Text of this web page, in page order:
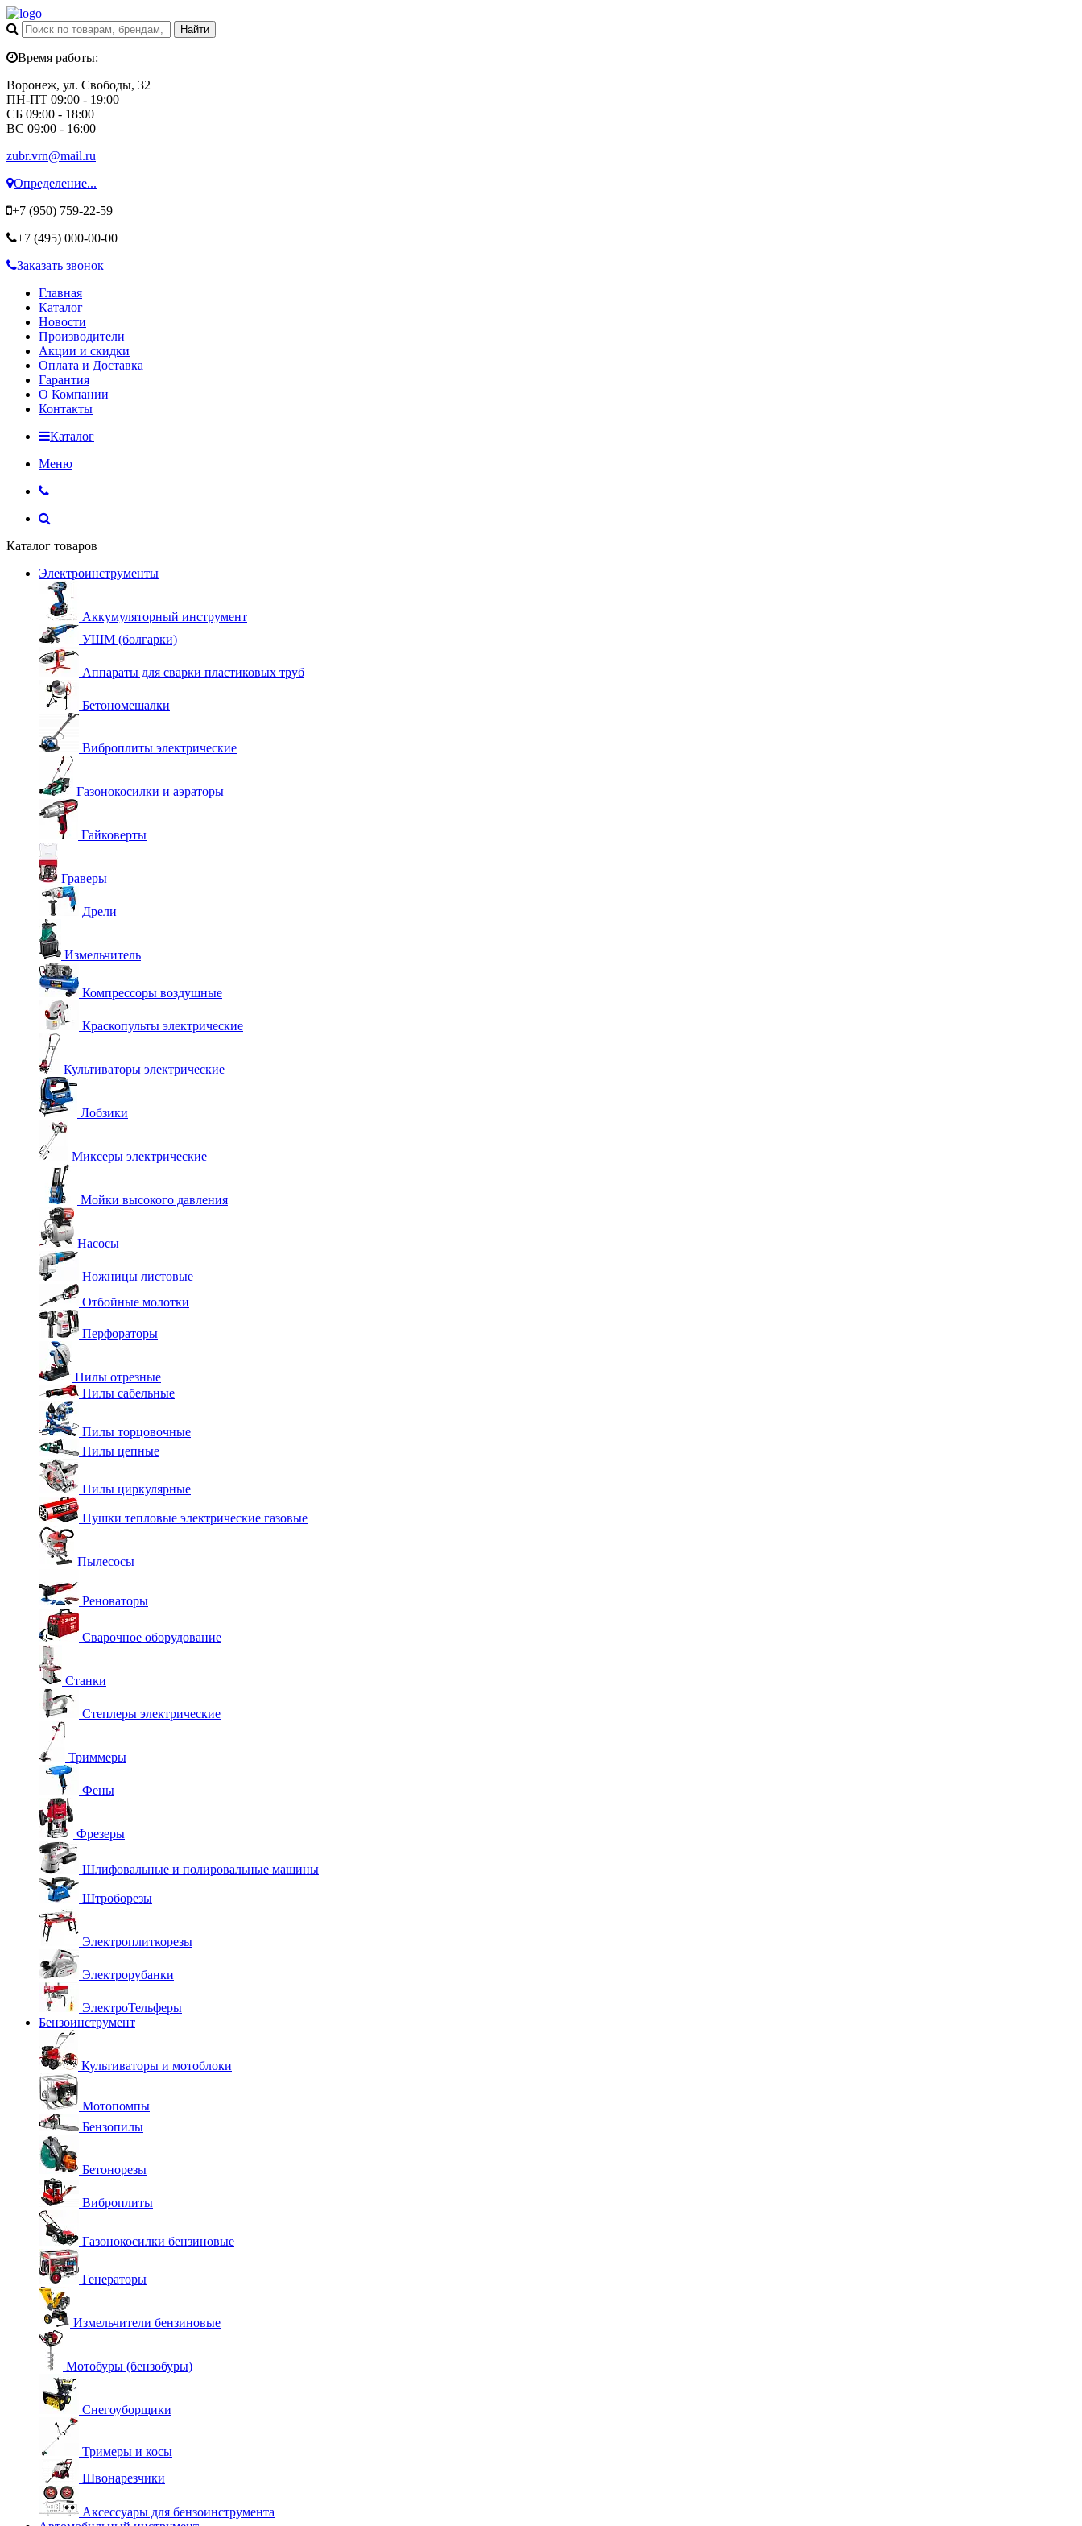
Время работы:
Воронеж, ул. Свободы, 32
ПН-ПТ 09:00 - 19:00
СБ 09:00 - 18:00
ВС 09:00 - 16:00
zubr.vrn@mail.ru
Определение...
+7 (950) 759-22-59
+7 (495) 000-00-00
Заказать звонок
Главная
Каталог
Новости
Производители
Акции и скидки
Оплата и Доставка
Гарантия
О Компании
Контакты
Каталог
Меню
Каталог товаров
Электроинструменты
Аккумуляторный инструмент
УШМ (болгарки)
Аппараты для сварки пластиковых труб
Бетономешалки
Виброплиты электрические
Газонокосилки и аэраторы
Гайковерты
Граверы
Дрели
Измельчитель
Компрессоры воздушные
Краскопульты электрические
Культиваторы электрические
Лобзики
Миксеры электрические
Мойки высокого давления
Насосы
Ножницы листовые
Отбойные молотки
Перфораторы
Пилы отрезные
Пилы сабельные
Пилы торцовочные
Пилы цепные
Пилы циркулярные
Пушки тепловые электрические газовые
Пылесосы
Реноваторы
Сварочное оборудование
Станки
Степлеры электрические
Триммеры
Фены
Фрезеры
Шлифовальные и полировальные машины
Штроборезы
Электроплиткорезы
Электрорубанки
ЭлектроТельферы
Бензоинструмент
Культиваторы и мотоблоки
Мотопомпы
Бензопилы
Бетонорезы
Виброплиты
Газонокосилки бензиновые
Генераторы
Измельчители бензиновые
Мотобуры (бензобуры)
Снегоуборщики
Тримеры и косы
Швонарезчики
Аксессуары для бензоинструмента